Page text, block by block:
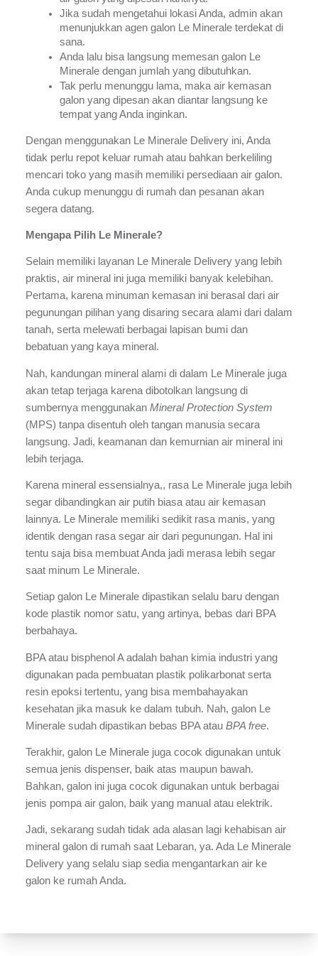
Jika sudah mengetahui lokasi Anda, admin akan
menunjukkan agen galon Le Minerale terdekat di
sana.
Anda lalu bisa langsung memesan galon Le
Minerale dengan jumlah yang dibutuhkan.
Tak perlu menunggu lama, maka air kemasan
galon yang dipesan akan diantar langsung ke
tempat yang Anda inginkan.
Dengan menggunakan Le Minerale Delivery ini, Anda
tidak perlu repot keluar rumah atau bahkan berkeliling
mencari toko yang masih memiliki persediaan air galon.
Anda cukup menunggu di rumah dan pesanan akan
segera datang.
Mengapa Pilih Le Minerale?
Selain memiliki layanan Le Minerale Delivery yang lebih
praktis, air mineral ini juga memiliki banyak kelebihan.
Pertama, karena minuman kemasan ini berasal dari air
pegunungan pilihan yang disaring secara alami dari dalam
tanah, serta melewati berbagai lapisan bumi dan
bebatuan yang kaya mineral.
Nah, kandungan mineral alami di dalam Le Minerale juga
akan tetap terjaga karena dibotolkan langsung di
sumbernya menggunakan
(MPS) tanpa disentuh oleh tangan manusia secara
langsung. Jadi, keamanan dan kemurnian air mineral ini
lebih terjaga.
Karena mineral essensialnya,, rasa Le Minerale juga lebih
segar dibandingkan air putih biasa atau air kemasan
lainnya. Le Minerale memiliki sedikit rasa manis, yang
identik dengan rasa segar air dari pegunungan. Hal ini
tentu saja bisa membuat Anda jadi merasa lebih segar
saat minum Le Minerale.
Setiap galon Le Minerale dipastikan selalu baru dengan
kode plastik nomor satu, yang artinya, bebas dari BPA
berbahaya.
BPA atau bisphenol A adalah bahan kimia industri yang
digunakan pada pembuatan plastik polikarbonat serta
resin epoksi tertentu, yang bisa membahayakan
kesehatan jika masuk ke dalam tubuh. Nah, galon Le
Minerale sudah dipastikan bebas BPA atau BPA free.
Terakhir, galon Le Minerale juga cocok digunakan untuk
semua jenis dispenser, baik atas maupun bawah.
Bahkan, galon ini juga cocok digunakan untuk berbagai
jenis pompa air galon, baik yang manual atau elektrik.
Jadi, sekarang sudah tidak ada alasan lagi kehabisan air
mineral galon di rumah saat Lebaran, ya. Ada Le Minerale
Delivery yang selalu siap sedia mengantarkan air ke
galon ke rumah Anda.